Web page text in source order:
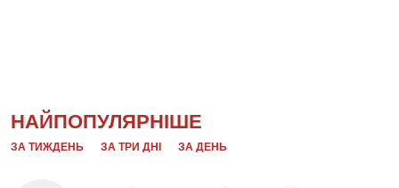
НАЙПОПУЛЯРНІШЕ
ЗА ТИЖДЕНЬ ЗА ТРИ ДНІ ЗА ДЕНЬ